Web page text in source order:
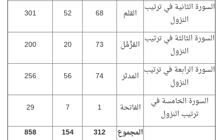
السورة الثانية في ترتيب
النزول
القلم 68
52
301
السورة الثالثة في ترتيب
النزول
المُزَّمِّل 73
20
200
السورة الرابعة في ترتيب
النزول
المدثر 74
56
256
السورة الخامسة في
ترتيب النزول
الفاتحة 1
7
29
المجموع
312
154
858